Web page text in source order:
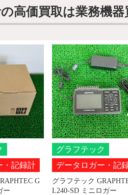
高価買取は業務機
・記録計
G
ー
グラフテック
データロガー・記
グラフテック
L240-SD ミニロガー